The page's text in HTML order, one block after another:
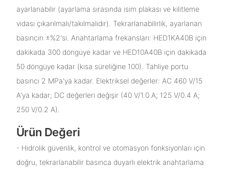
ayarlanabilir (ayarlama sırasında isim plakası ve kilitleme
vidası çıkarılmalı/takılmalıdır). Tekrarlanabilirlik, ayarlanan
basıncın ±%2'si. Anahtarlama frekansları: HED1KA40B için
dakikada 300 döngüye kadar ve HED10A40B için dakikada
50 döngüye kadar (kısa süreliğine 100). Tahliye portu
basıncı 2 MPa'ya kadar. Elektriksel değerler: AC 460 V/15
A'ya kadar; DC değerleri değişir (40 V/1.0 A; 125 V/0.4 A;
250 V/0.2 A).
Ürün Değeri
- Hidrolik güvenlik, kontrol ve otomasyon fonksiyonları için
doğru, tekrarlanabilir basınca duyarlı elektrik anahtarlama